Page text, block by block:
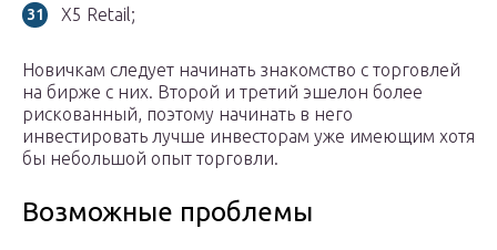
X5 Retail;
Новичкам следует начинать знакомство с торговлей
на бирже с них. Второй и третий эшелон более
рискованный, поэтому начинать в него
инвестировать лучше инвесторам уже имеющим хотя
бы небольшой опыт торговли.
Возможные проблемы